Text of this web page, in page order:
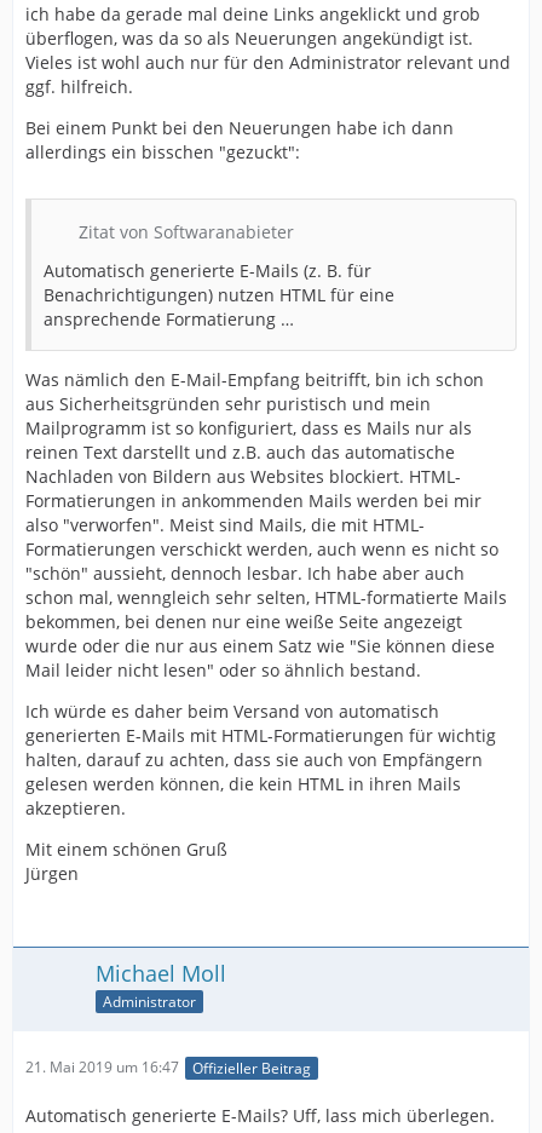
ich habe da gerade mal deine Links angeklickt und grob
überflogen, was da so als Neuerungen angekündigt ist.
Vieles ist wohl auch nur für den Administrator relevant und
ggf. hilfreich.
Bei einem Punkt bei den Neuerungen habe ich dann
allerdings ein bisschen "gezuckt":
Zitat von Softwaranabieter
Automatisch generierte E-Mails (z. B. für
Benachrichtigungen) nutzen HTML für eine
ansprechende Formatierung …
Was nämlich den E-Mail-Empfang beitrifft, bin ich schon
aus Sicherheitsgründen sehr puristisch und mein
Mailprogramm ist so konfiguriert, dass es Mails nur als
reinen Text darstellt und z.B. auch das automatische
Nachladen von Bildern aus Websites blockiert. HTML-
Formatierungen in ankommenden Mails werden bei mir
also "verworfen". Meist sind Mails, die mit HTML-
Formatierungen verschickt werden, auch wenn es nicht so
"schön" aussieht, dennoch lesbar. Ich habe aber auch
schon mal, wenngleich sehr selten, HTML-formatierte Mails
bekommen, bei denen nur eine weiße Seite angezeigt
wurde oder die nur aus einem Satz wie "Sie können diese
Mail leider nicht lesen" oder so ähnlich bestand.
Ich würde es daher beim Versand von automatisch
generierten E-Mails mit HTML-Formatierungen für wichtig
halten, darauf zu achten, dass sie auch von Empfängern
gelesen werden können, die kein HTML in ihren Mails
akzeptieren.
Mit einem schönen Gruß
Jürgen
Michael Moll
Administrator
21. Mai 2019 um 16:47 Offizieller Beitrag
Automatisch generierte E-Mails? Uff, lass mich überlegen.